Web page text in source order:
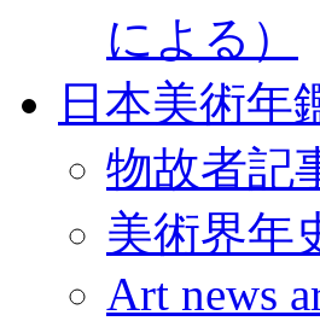
による）
日本美術年
物故者記
美術界年
Art news